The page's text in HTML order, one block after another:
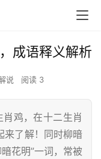
成语释义解析
说 阅读 3
鸡，在十二生肖
来了解！同时柳暗
花明”一词，常被